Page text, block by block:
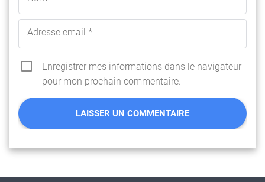
Adresse email *
Enregistrer mes informations dans le navigateur
pour mon prochain commentaire.